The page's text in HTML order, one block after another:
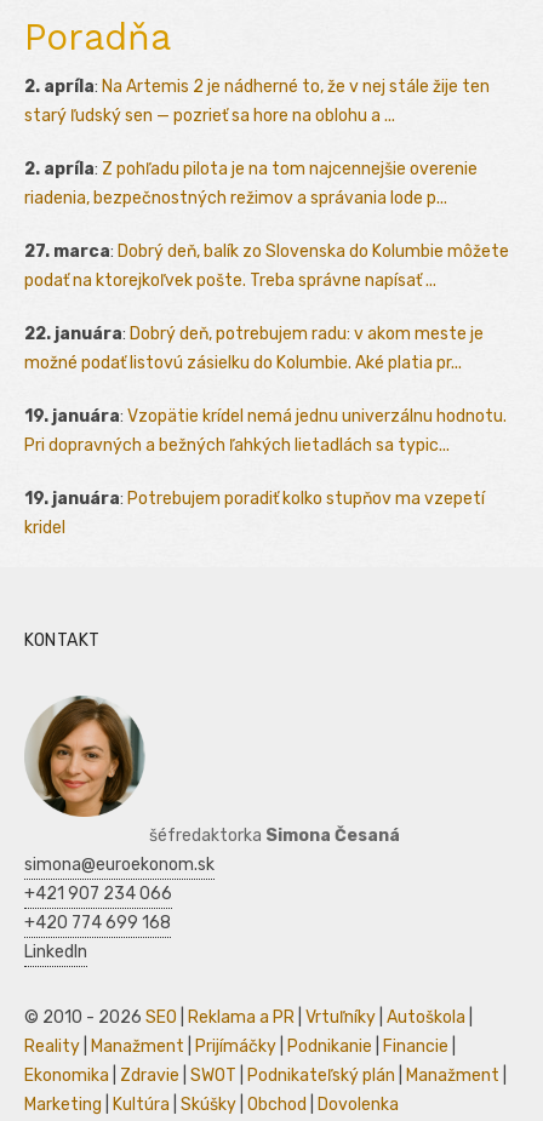
Poradňa
2. apríla: Na Artemis 2 je nádherné to, že v nej stále žije ten
starý ľudský sen — pozrieť sa hore na oblohu a ...
2. apríla: Z pohľadu pilota je na tom najcennejšie overenie
riadenia, bezpečnostných režimov a správania lode p...
27. marca: Dobrý deň, balík zo Slovenska do Kolumbie môžete
podať na ktorejkoľvek pošte. Treba správne napísať ...
22. januára: Dobrý deň, potrebujem radu: v akom meste je
možné podať listovú zásielku do Kolumbie. Aké platia pr...
19. januára: Vzopätie krídel nemá jednu univerzálnu hodnotu.
Pri dopravných a bežných ľahkých lietadlách sa typic...
19. januára: Potrebujem poradiť kolko stupňov ma vzepetí
kridel
KONTAKT
šéfredaktorka Simona Česaná
simona@euroekonom.sk
+421 907 234 066
+420 774 699 168
LinkedIn
© 2010 - 2026 SEO Reklama a PR Vrtuľníky Autoškola
Reality
Manažment Prijímáčky Podnikanie Financie
Ekonomika
Zdravie SWOT Podnikateľský plán Manažment
Marketing
Kultúra Skúšky Obchod Dovolenka